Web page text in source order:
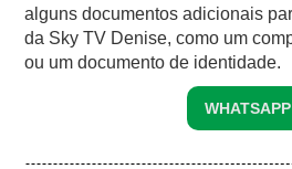
alguns documentos adicionais
da Sky TV Denise, como um
ou um documento de identidade.
WHATSAPP